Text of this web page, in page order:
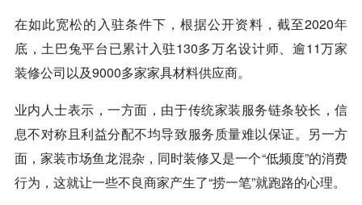
在如此宽松的入驻条件下，根据公开资料，截至2020年
底，土巴兔平台已累计入驻130多万名设计师、逾11万家
装修公司以及9000多家家具材料供应商。
业内人士表示，一方面，由于传统家装服务链条较长，信
息不对称且利益分配不均导致服务质量难以保证。另一方
面，家装市场鱼龙混杂，同时装修又是一个“低频度”的消费
行为，这就让一些不良商家产生了“捞一笔”就跑路的心理。